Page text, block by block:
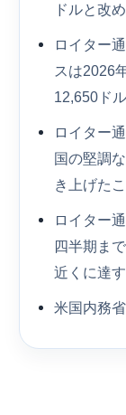
ドルと改
ロイター
スは2026
12,650ド
ロイター
国の堅調
き上げた
ロイター
四半期ま
近くに達
米国内務